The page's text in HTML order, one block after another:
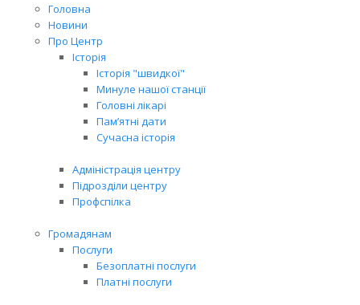
Головна
Новини
Про Центр
Історія
Історія "швидкої"
Минуле нашої станції
Головні лікарі
Пам’ятні дати
Сучасна історія
Адміністрація центру
Підрозділи центру
Профспілка
Громадянам
Послуги
Безоплатні послуги
Платні послуги